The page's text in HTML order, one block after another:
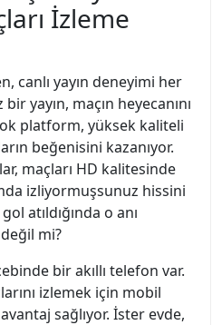
İzleme
canlı yayın deneyimi her
yayın, maçın heyecanını
platform, yüksek kaliteli
beğenisini kazanıyor.
maçları HD kalitesinde
izliyormuşsunuz hissini
atıldığında o anı
mi?
bir akıllı telefon var.
izlemek için mobil
sağlıyor. İster evde,